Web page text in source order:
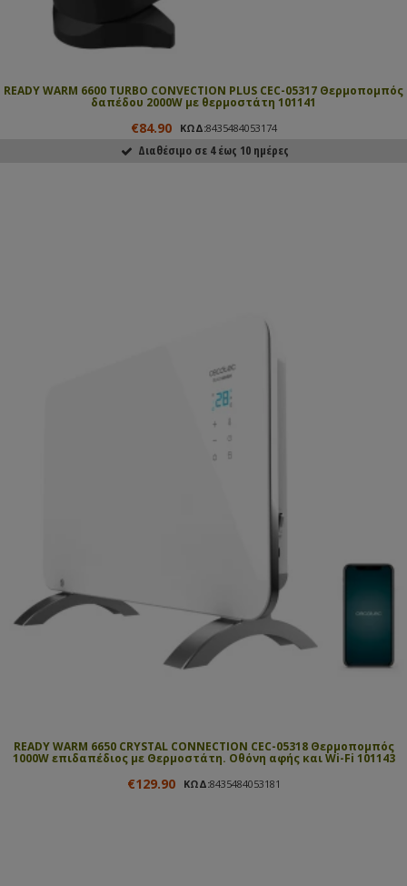
READY WARM 6600 TURBO CONVECTION PLUS CEC-05317 Θερμοπομπός
δαπέδου 2000W με θερμοστάτη 101141
€84.90 ΚΩΔ:8435484053174
Διαθέσιμο σε 4 έως 10 ημέρες
READY WARM 6650 CRYSTAL CONNECTION CEC-05318 Θερμοπομπός
1000W επιδαπέδιος με Θερμοστάτη. Οθόνη αφής και Wi-Fi 101143
€129.90 ΚΩΔ:8435484053181